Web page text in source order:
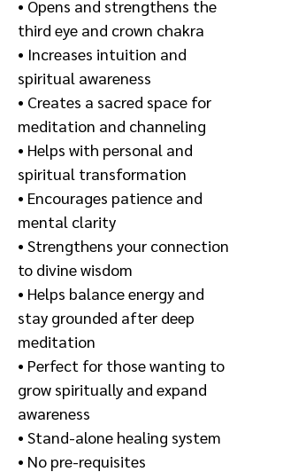
• Opens and strengthens the
third eye and crown chakra
• Increases intuition and
spiritual awareness
• Creates a sacred space for
meditation and channeling
• Helps with personal and
spiritual transformation
• Encourages patience and
mental clarity
• Strengthens your connection
to divine wisdom
• Helps balance energy and
stay grounded after deep
meditation
• Perfect for those wanting to
grow spiritually and expand
awareness
• Stand-alone healing system
• No pre-requisites